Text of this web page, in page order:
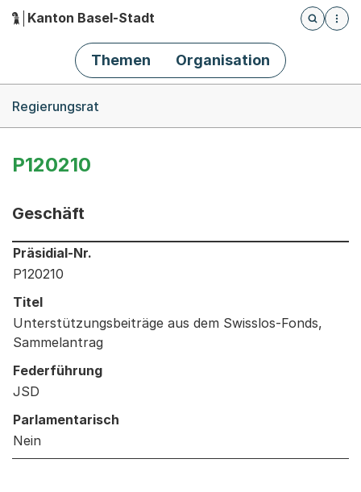
Hauptnavigation
Kanton Basel-Stadt
Öffnet
Themen Organisation
Regierungsrat
P120210
Geschäft
Informationen zum Ausgewählten Geschäft
Präsidial-Nr.
P120210
Titel
Unterstützungsbeiträge aus dem Swisslos-Fonds,
Sammelantrag
Federführung
JSD
Parlamentarisch
Nein